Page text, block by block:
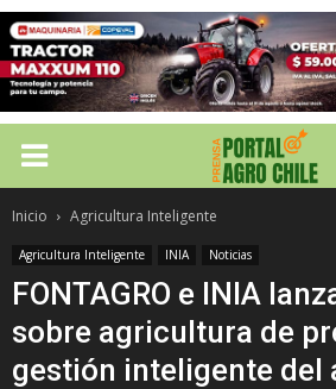
Inicio Agricultura Inteligente
Agricultura Inteligente INIA Noticias
FONTAGRO e INIA
sobre agricultura de
gestión inteligente del